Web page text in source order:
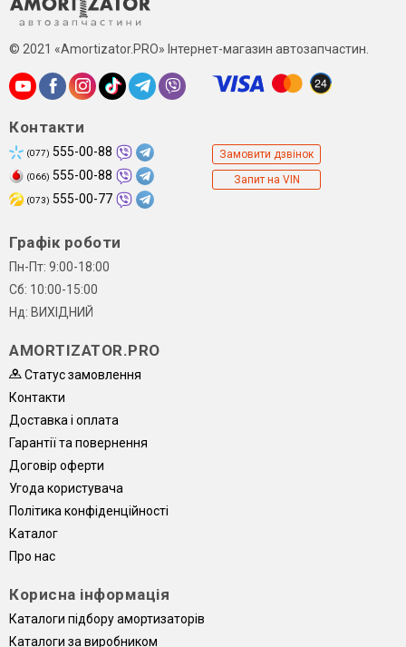
© 2021 «Amortizator.PRO» Інтернет-магазин автозапчастин.
Контакти
(077) 555-00-88
(066) 555-00-88
(073) 555-00-77
Замовити дзвінок
Запит на VIN
Графік роботи
Пн-Пт: 9:00-18:00
Сб: 10:00-15:00
Нд: ВИХІДНИЙ
AMORTIZATOR.PRO
Статус замовлення
Контакти
Доставка і оплата
Гарантії та повернення
Договір оферти
Угода користувача
Політика конфіденційності
Каталог
Про нас
Корисна інформація
Каталоги підбору амортизаторів
Каталоги за виробником